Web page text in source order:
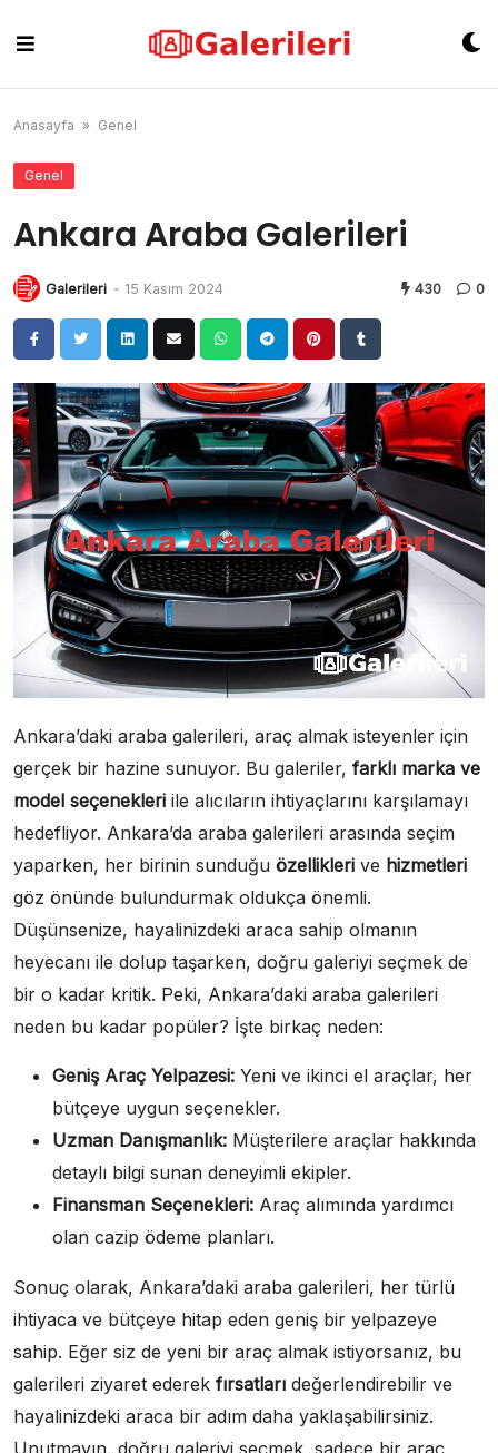
content
Anasayfa » Genel
Genel
Ankara Araba Galerileri
Galerileri - 15 Kasım 2024 430 0
Ankara’daki araba galerileri, araç almak isteyenler için
gerçek bir hazine sunuyor. Bu galeriler, farklı marka ve
model seçenekleri ile alıcıların ihtiyaçlarını karşılamayı
hedefliyor. Ankara’da araba galerileri arasında seçim
yaparken, her birinin sunduğu özellikleri ve hizmetleri
göz önünde bulundurmak oldukça önemli.
Düşünsenize, hayalinizdeki araca sahip olmanın
heyecanı ile dolup taşarken, doğru galeriyi seçmek de
bir o kadar kritik. Peki, Ankara’daki araba galerileri
neden bu kadar popüler? İşte birkaç neden:
Geniş Araç Yelpazesi: Yeni ve ikinci el araçlar, her
bütçeye uygun seçenekler.
Uzman Danışmanlık: Müşterilere araçlar hakkında
detaylı bilgi sunan deneyimli ekipler.
Finansman Seçenekleri: Araç alımında yardımcı
olan cazip ödeme planları.
Sonuç olarak, Ankara’daki araba galerileri, her türlü
ihtiyaca ve bütçeye hitap eden geniş bir yelpazeye
sahip. Eğer siz de yeni bir araç almak istiyorsanız, bu
galerileri ziyaret ederek fırsatları değerlendirebilir ve
hayalinizdeki araca bir adım daha yaklaşabilirsiniz.
Unutmayın, doğru galeriyi seçmek, sadece bir araç